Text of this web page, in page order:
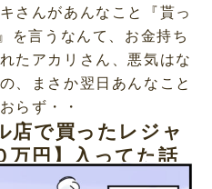
さんがあんなこと『貰っ
を言うなんて、お金持ち
たアカリさん、悪気はな
、まさか翌日あんなこと
らず・・
店で買ったレジャ
万円】入ってた話